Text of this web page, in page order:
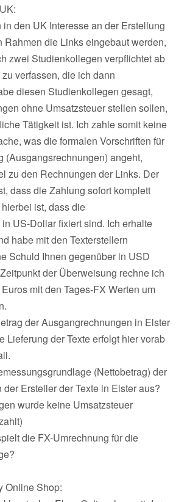
den UK Interesse an der Erstellung
Rahmen die Links eingebaut werden,
zwei Studienkollegen verpflichtet ab
verfassen, die ich dann
diesen Studienkollegen gesagt,
ohne Umsatzsteuer stellen sollen,
Tätigkeit ist. Ich zahle somit keine
was die formalen Vorschriften für
(Ausgangsrechnungen) angeht,
zu den Rechnungen der Links. Der
dass die Zahlung sofort komplett
ist, dass die
US-Dollar fixiert sind. Ich erhalte
habe mit den Texterstellern
Schuld Ihnen gegenüber in USD
der Überweisung rechne ich
mit den Tages-FX Werten um
der Ausgangrechnungen in Elster
Lieferung der Texte erfolgt hier vorab
(Nettobetrag) der
Ersteller der Texte in Elster aus?
wurde keine Umsatzsteuer
die FX-Umrechnung für die
Online Shop: